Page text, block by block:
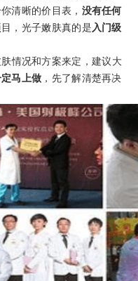
清晰的价目表， 没有任何
，光子嫩肤真的是 入门级
情况和方案来定，建议大
马上做 ，先了解清楚再决